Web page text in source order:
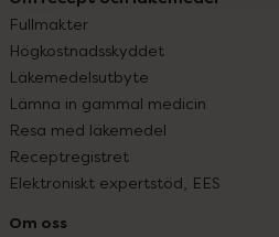
Fullmakter
Högkostnadsskyddet
Läkemedelsutbyte
Lämna in gammal medicin
Resa med läkemedel
Receptregistret
Elektroniskt expertstöd, EES
Om oss